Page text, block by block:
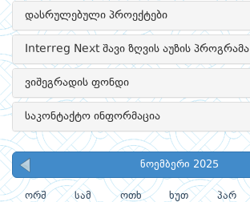
დასრულებული პროექტები
Interreg Next შავი ზღვის აუზის პროგრამა
ვიშეგრადის ფონდი
საკონტაქტო ინფორმაცია
ნოემბერი 2025
ორშ სამ ოთხ ხუთ პარ